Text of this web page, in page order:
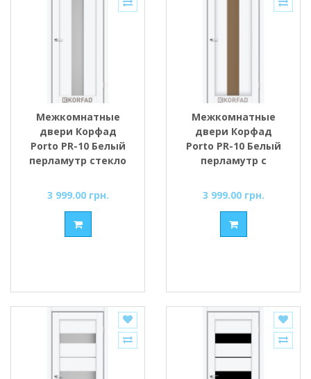
Межкомнатные
двери Корфад
Porto PR-10 Белый
перламутр стекло
3 999.00 грн.
Межкомнатные
двери Корфад
Porto PR-10 Белый
перламутр с
стеклом
3 999.00 грн.